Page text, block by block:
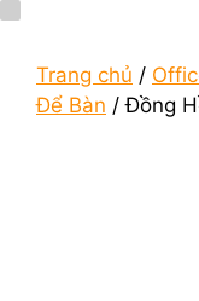
Chuyển
dung
Trang chủ /
Để Bàn / Đồng